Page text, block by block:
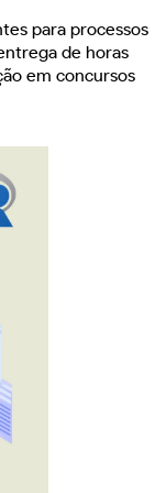
para processos
de horas
em concursos